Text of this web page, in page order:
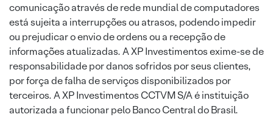
comunicação através de rede mundial de computadores
está sujeita a interrupções ou atrasos, podendo impedir
ou prejudicar o envio de ordens ou a recepção de
informações atualizadas. A XP Investimentos exime-se de
responsabilidade por danos sofridos por seus clientes,
por força de falha de serviços disponibilizados por
terceiros. A XP Investimentos CCTVM S/A é instituição
autorizada a funcionar pelo Banco Central do Brasil.